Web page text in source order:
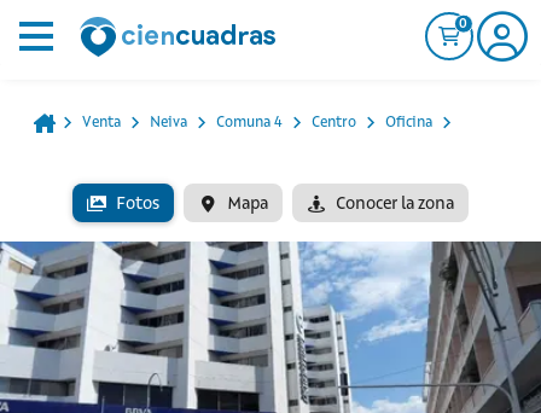
0
Venta Neiva Comuna 4 Centro Oficina
Fotos Mapa Conocer la zona